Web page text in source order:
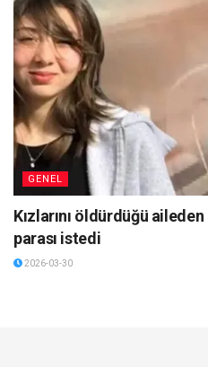
GENEL
Kızlarını öldürdüğü
parası istedi
2026-03-30